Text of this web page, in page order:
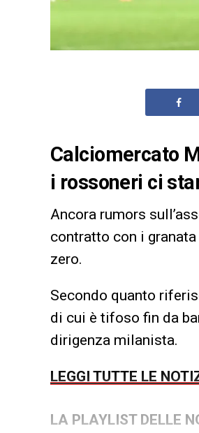
Calciomercato
i rossoneri ci
Ancora rumors
contratto con i
zero.
Secondo quanto
di cui è tifoso fin da
dirigenza milanista.
LEGGI TUTTE LE
LA PLAYLIST DELLE